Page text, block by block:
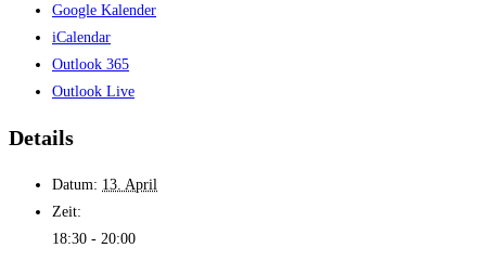
Google Kalender
iCalendar
Outlook 365
Outlook Live
Details
Datum: 13. April
Zeit:
18:30 - 20:00